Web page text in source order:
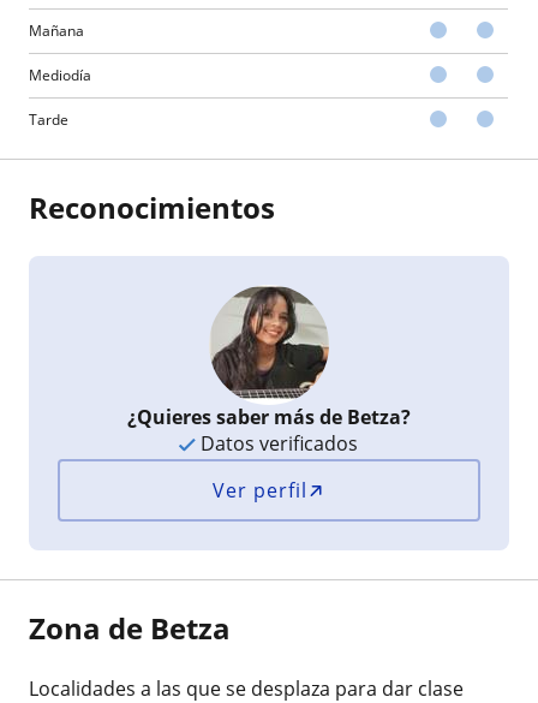
Mañana
Mediodía
Tarde
Reconocimientos
¿Quieres saber más de Betza?
Datos verificados
Ver perfil
Zona de Betza
Localidades a las que se desplaza para dar clase